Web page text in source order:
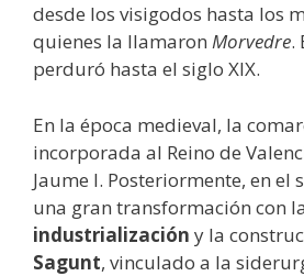
desde los visigodos hasta los
quienes la llamaron Morvedre.
perduró hasta el siglo XIX.
En la época medieval, la
incorporada al Reino de
Jaume I. Posteriormente, en el
una gran transformación con la
industrialización y la
Sagunt, vinculado a la